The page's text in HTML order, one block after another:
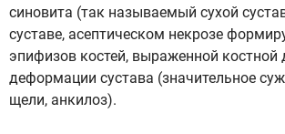
синовита (так называемый сухой
суставе, асептическом некрозе
эпифизов костей, выраженной костной
деформации сустава (значительное
щели, анкилоз).